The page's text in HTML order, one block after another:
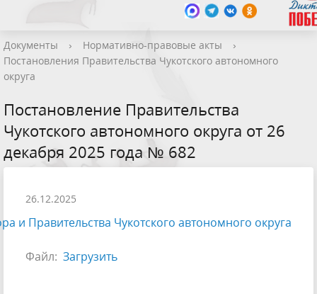
Документы › Нормативно-правовые акты
›
Постановления Правительства Чукотского автономного
округа
Постановление Правительства
Чукотского автономного округа от 26
декабря 2025 года № 682
26.12.2025
и Правительства Чукотского автономного округа
Файл: Загрузить